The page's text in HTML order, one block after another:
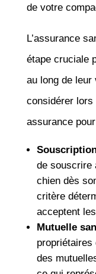
de votre
L’assurance
étape cruciale
au long de
considérer lors
assurance
de souscrire
chien dès
critère
acceptent
Mutuelle
des